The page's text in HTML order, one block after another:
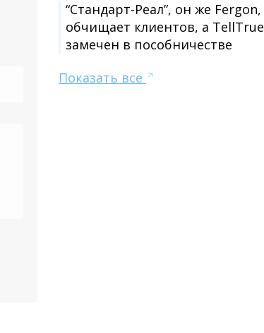
“Стандарт-Реал”, он же Fergon,
обчищает клиентов, а TellTrue
замечен в пособничестве
Показать все